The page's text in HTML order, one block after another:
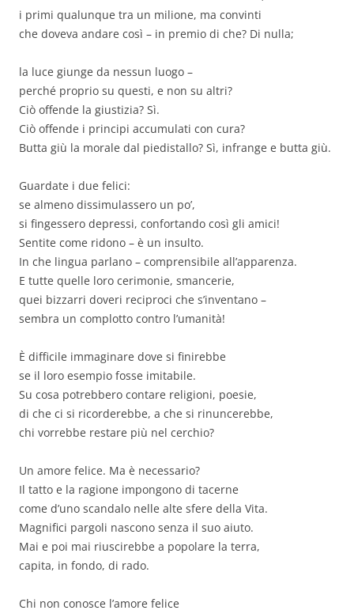
i primi qualunque tra un milione, ma convinti
che doveva andare così – in premio di che? Di nulla;
la luce giunge da nessun luogo –
perché proprio su questi, e non su altri?
Ciò offende la giustizia? Sì.
Ciò offende i principi accumulati con cura?
Butta giù la morale dal piedistallo? Sì, infrange e butta giù.
Guardate i due felici:
se almeno dissimulassero un po’,
si fingessero depressi, confortando così gli amici!
Sentite come ridono – è un insulto.
In che lingua parlano – comprensibile all’apparenza.
E tutte quelle loro cerimonie, smancerie,
quei bizzarri doveri reciproci che s’inventano –
sembra un complotto contro l’umanità!
È difficile immaginare dove si finirebbe
se il loro esempio fosse imitabile.
Su cosa potrebbero contare religioni, poesie,
di che ci si ricorderebbe, a che si rinuncerebbe,
chi vorrebbe restare più nel cerchio?
Un amore felice. Ma è necessario?
Il tatto e la ragione impongono di tacerne
come d’uno scandalo nelle alte sfere della Vita.
Magnifici pargoli nascono senza il suo aiuto.
Mai e poi mai riuscirebbe a popolare la terra,
capita, in fondo, di rado.
Chi non conosce l’amore felice